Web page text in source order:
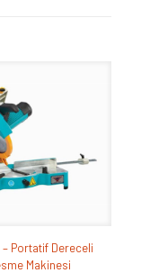
– Portatif Dereceli
Makinesi